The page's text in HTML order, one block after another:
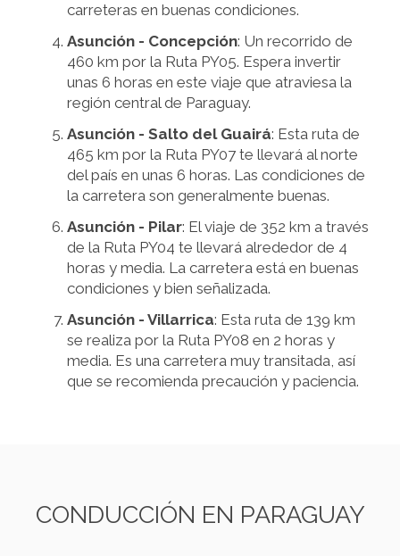
carreteras en buenas condiciones.
Asunción - Concepción: Un recorrido de
460 km por la Ruta PY05. Espera invertir
unas 6 horas en este viaje que atraviesa la
región central de Paraguay.
Asunción - Salto del Guairá: Esta ruta de
465 km por la Ruta PY07 te llevará al norte
del país en unas 6 horas. Las condiciones de
la carretera son generalmente buenas.
Asunción - Pilar: El viaje de 352 km a través
de la Ruta PY04 te llevará alrededor de 4
horas y media. La carretera está en buenas
condiciones y bien señalizada.
Asunción - Villarrica: Esta ruta de 139 km
se realiza por la Ruta PY08 en 2 horas y
media. Es una carretera muy transitada, así
que se recomienda precaución y paciencia.
CONDUCCIÓN EN PARAGUAY